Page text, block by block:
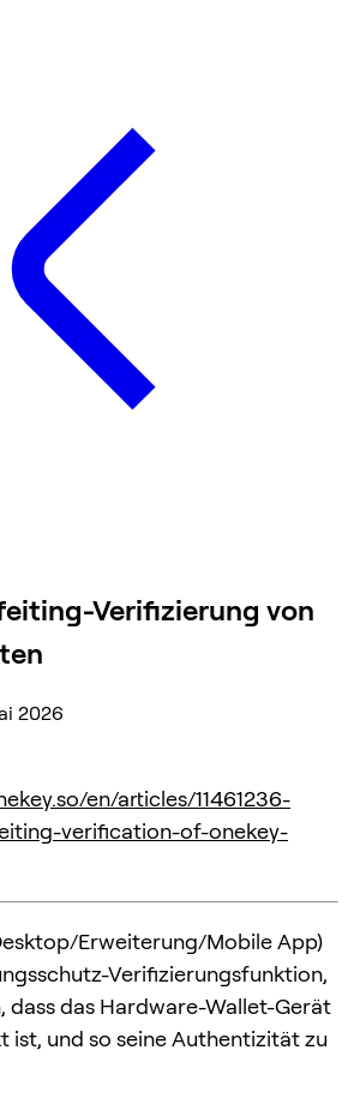
Verifizierung von
2026
en/articles/11461236-
verification-of-onekey-
Erweiterung/Mobile App)
Verifizierungsfunktion,
dass das Hardware-Wallet-Gerät
ist, und so seine Authentizität zu